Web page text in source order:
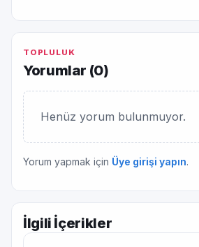
TOPLULUK
Yorumlar (0)
Henüz yorum bulunmuyor.
Yorum yapmak için Üye girişi yapın.
İlgili İçerikler